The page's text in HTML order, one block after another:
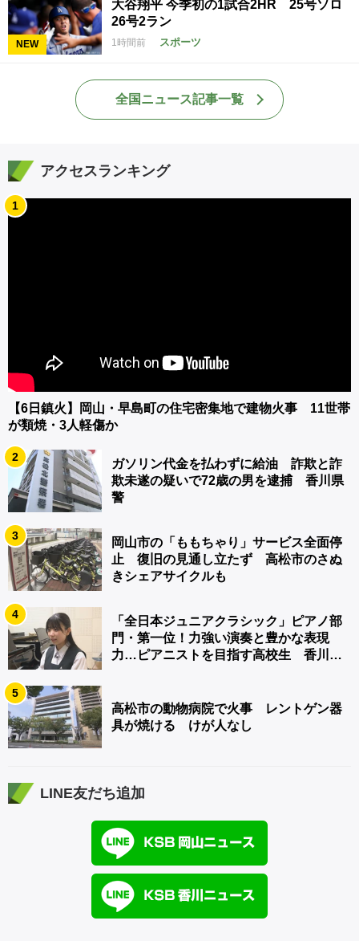
NEW
大谷翔平 今季初の1試合2HR 25号ソロ
26号2ラン
1時間前 スポーツ
全国ニュース記事一覧
アクセスランキング
1
【6日鎮火】岡山・早島町の住宅密集地で建物火事 11世帯
が類焼・3人軽傷か
2
ガソリン代金を払わずに給油 詐欺と詐
欺未遂の疑いで72歳の男を逮捕 香川県
警
3
岡山市の「ももちゃり」サービス全面停
止 復旧の見通し立たず 高松市のさぬ
きシェアサイクルも
4
「全日本ジュニアクラシック」ピアノ部
門・第一位！力強い演奏と豊かな表現
力…ピアニストを目指す高校生 香川
5
高松市の動物病院で火事 レントゲン器
具が焼ける けが人なし
LINE友だち追加